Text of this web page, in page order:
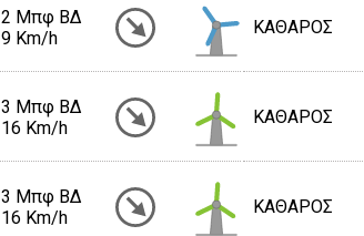
2 Μπφ ΒΔ
9 Km/h
ΚΑΘΑΡΟΣ
3 Μπφ ΒΔ
16 Km/h
ΚΑΘΑΡΟΣ
3 Μπφ ΒΔ
16 Km/h
ΚΑΘΑΡΟΣ